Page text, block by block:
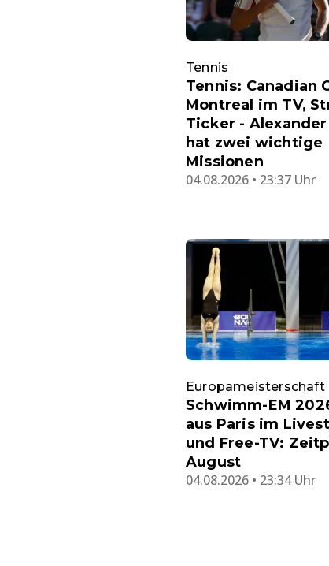
Tennis
Tennis: Canadian
Montreal im TV,
Ticker -
hat zwei wichtige
Missionen
04.08.2026 • 23:37 Uhr
Europameisterschaft
Schwimm-EM
aus Paris im
und Free-TV:
August
04.08.2026 • 23:34 Uhr